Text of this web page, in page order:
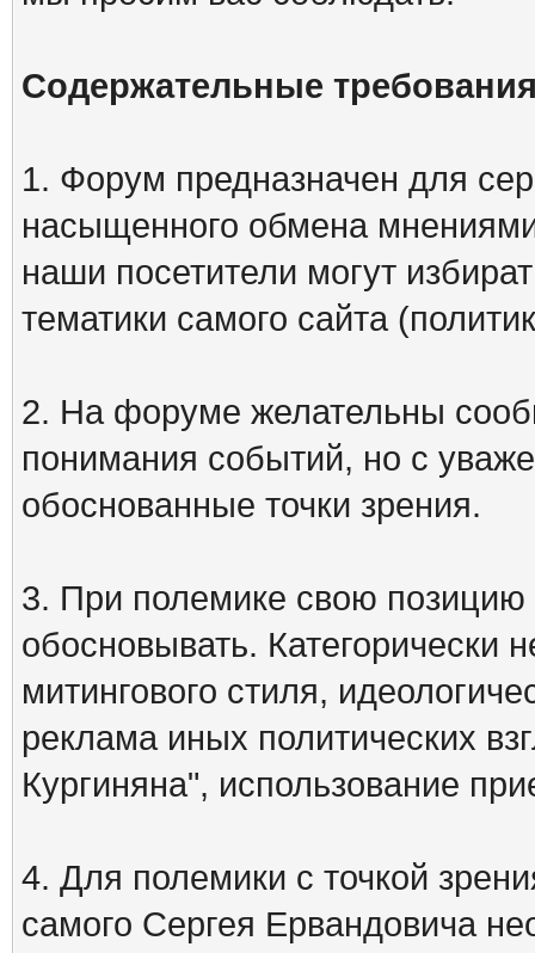
Содержательные
1. Форум предназначен для
насыщенного обмена
наши посетители могут
тематики самого сайта
2. На форуме желательны
понимания событий, но с
обоснованные точки зрения.
3. При полемике свою
обосновывать. Категорически
митингового стиля,
реклама иных политических
Кургиняна", использование
4. Для полемики с точкой
самого Сергея Ервандовича